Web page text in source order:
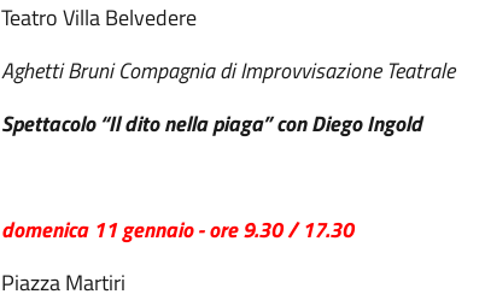
Teatro Villa Belvedere
Aghetti Bruni Compagnia di Improvvisazione Teatrale
Spettacolo “Il dito nella piaga” con Diego Ingold
domenica 11 gennaio - ore 9.30 / 17.30
Piazza Martiri